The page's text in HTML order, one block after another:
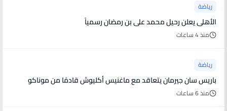
رياضة
الأهلى يعلن رحيل محمد على بن رمضان رسمياً
منذ 4 ساعات
رياضة
باريس سان جيرمان يتعاقد مع ماغنيس أكليوش قادمًا من موناكو
منذ 6 ساعات